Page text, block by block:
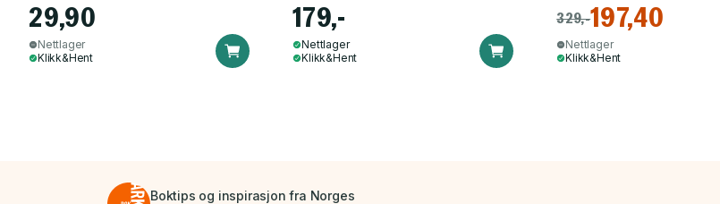
29,90
Nettlager
Klikk&Hent
179,-
Nettlager
Klikk&Hent
329,-197,40
Nettlager
Klikk&Hent
Boktips og inspirasjon fra Norges